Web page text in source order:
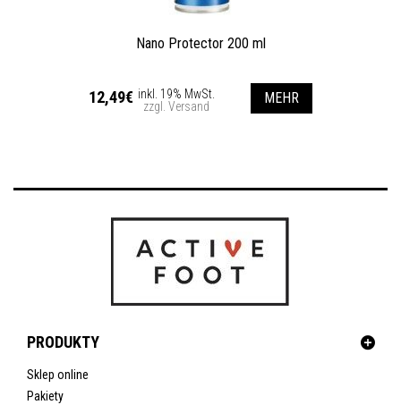
Nano Protector 200 ml
12,49€ inkl. 19% MwSt.
zzgl. Versand
MEHR
PRODUKTY
Sklep online
Pakiety